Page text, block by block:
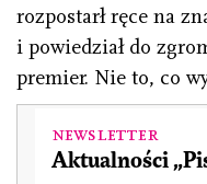
rozpostarł ręce na
i powiedział do
premier. Nie to, co
Newsletter
Aktualności